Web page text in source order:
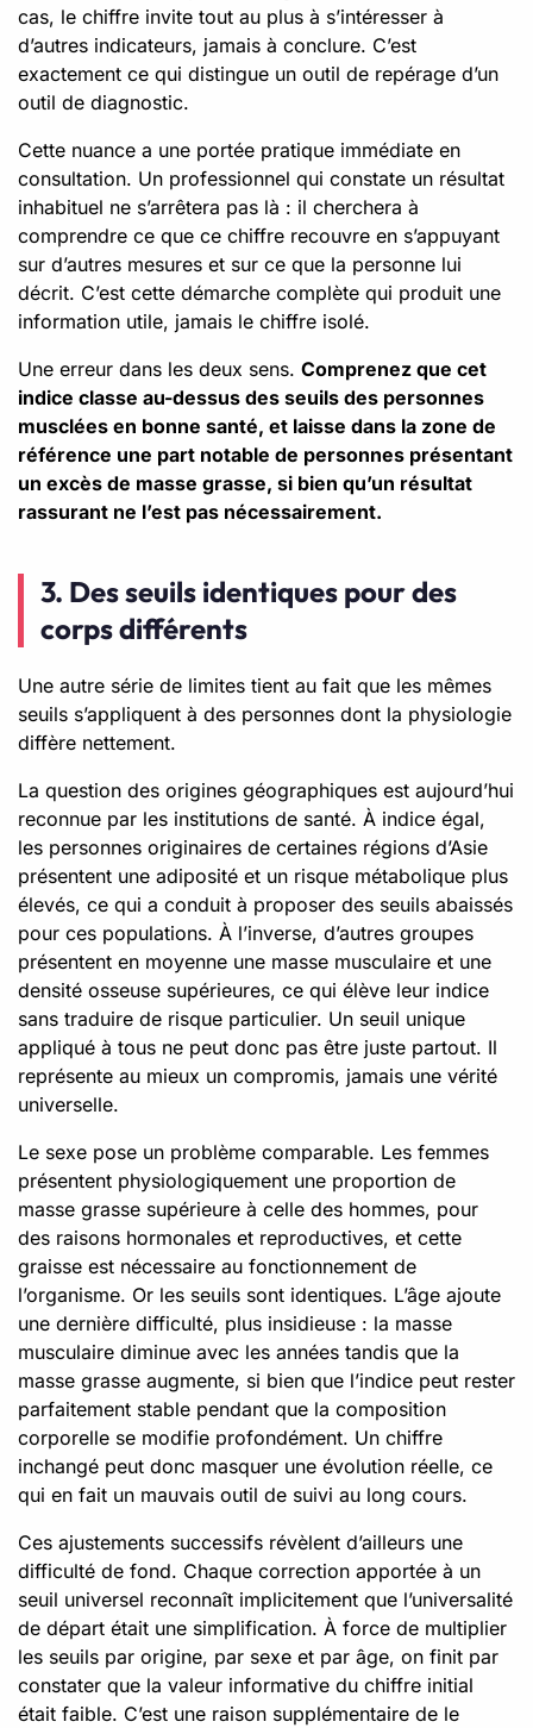
cas, le chiffre invite tout au plus à s’intéresser à
d’autres indicateurs, jamais à conclure. C’est
exactement ce qui distingue un outil de repérage d’un
outil de diagnostic.
Cette nuance a une portée pratique immédiate en
consultation. Un professionnel qui constate un résultat
inhabituel ne s’arrêtera pas là : il cherchera à
comprendre ce que ce chiffre recouvre en s’appuyant
sur d’autres mesures et sur ce que la personne lui
décrit. C’est cette démarche complète qui produit une
information utile, jamais le chiffre isolé.
Une erreur dans les deux sens. Comprenez que cet
indice classe au-dessus des seuils des personnes
musclées en bonne santé, et laisse dans la zone de
référence une part notable de personnes présentant
un excès de masse grasse, si bien qu’un résultat
rassurant ne l’est pas nécessairement.
3. Des seuils identiques pour des
corps différents
Une autre série de limites tient au fait que les mêmes
seuils s’appliquent à des personnes dont la physiologie
diffère nettement.
La question des origines géographiques est aujourd’hui
reconnue par les institutions de santé. À indice égal,
les personnes originaires de certaines régions d’Asie
présentent une adiposité et un risque métabolique plus
élevés, ce qui a conduit à proposer des seuils abaissés
pour ces populations. À l’inverse, d’autres groupes
présentent en moyenne une masse musculaire et une
densité osseuse supérieures, ce qui élève leur indice
sans traduire de risque particulier. Un seuil unique
appliqué à tous ne peut donc pas être juste partout. Il
représente au mieux un compromis, jamais une vérité
universelle.
Le sexe pose un problème comparable. Les femmes
présentent physiologiquement une proportion de
masse grasse supérieure à celle des hommes, pour
des raisons hormonales et reproductives, et cette
graisse est nécessaire au fonctionnement de
l’organisme. Or les seuils sont identiques. L’âge ajoute
une dernière difficulté, plus insidieuse : la masse
musculaire diminue avec les années tandis que la
masse grasse augmente, si bien que l’indice peut rester
parfaitement stable pendant que la composition
corporelle se modifie profondément. Un chiffre
inchangé peut donc masquer une évolution réelle, ce
qui en fait un mauvais outil de suivi au long cours.
Ces ajustements successifs révèlent d’ailleurs une
difficulté de fond. Chaque correction apportée à un
seuil universel reconnaît implicitement que l’universalité
de départ était une simplification. À force de multiplier
les seuils par origine, par sexe et par âge, on finit par
constater que la valeur informative du chiffre initial
était faible. C’est une raison supplémentaire de le